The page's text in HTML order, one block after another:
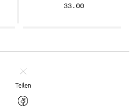
33.00
Schliessen
Teilen
Facebook